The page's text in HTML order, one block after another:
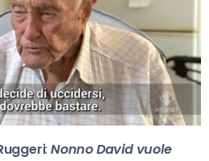
:Nonno David vuole